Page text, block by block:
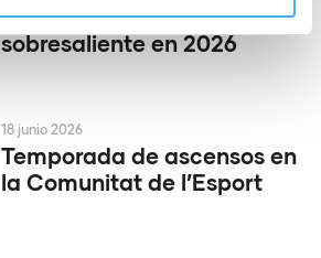
Un +Esport a l’Escola de
sobresaliente en 2026
Temporada de ascensos en
la Comunitat de l’Esport
18 junio 2026